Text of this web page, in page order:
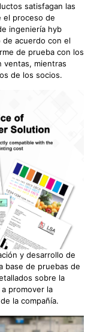
satisfagan las
el proceso de
ingeniería hyb
acuerdo con el
de prueba con los
ventas, mientras
de los socios.
y desarrollo de
base de pruebas de
sobre la
promover la
la compañía.